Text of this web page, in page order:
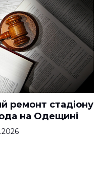
ремонт стадіону
на Одещині